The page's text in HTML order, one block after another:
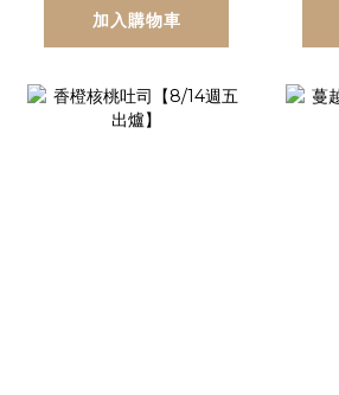
加入購物車